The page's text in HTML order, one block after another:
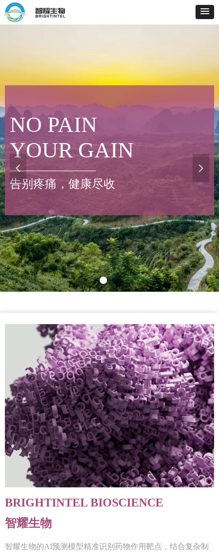
NO PAIN
YOUR GAIN
————————
告别疼痛，健康尽收
넳 넲
BRIGHTINTEL BIOSCIENCE
智耀生物
智耀生物的AI预测模型精准识别药物作用靶点，结合复杂制